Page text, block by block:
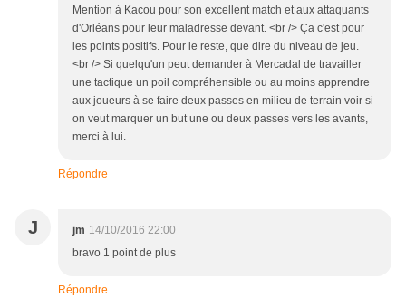
Mention à Kacou pour son excellent match et aux attaquants
d'Orléans pour leur maladresse devant. <br /> Ça c'est pour
les points positifs. Pour le reste, que dire du niveau de jeu.
<br /> Si quelqu'un peut demander à Mercadal de travailler
une tactique un poil compréhensible ou au moins apprendre
aux joueurs à se faire deux passes en milieu de terrain voir si
on veut marquer un but une ou deux passes vers les avants,
merci à lui.
Répondre
J jm 14/10/2016 22:00
bravo 1 point de plus
Répondre